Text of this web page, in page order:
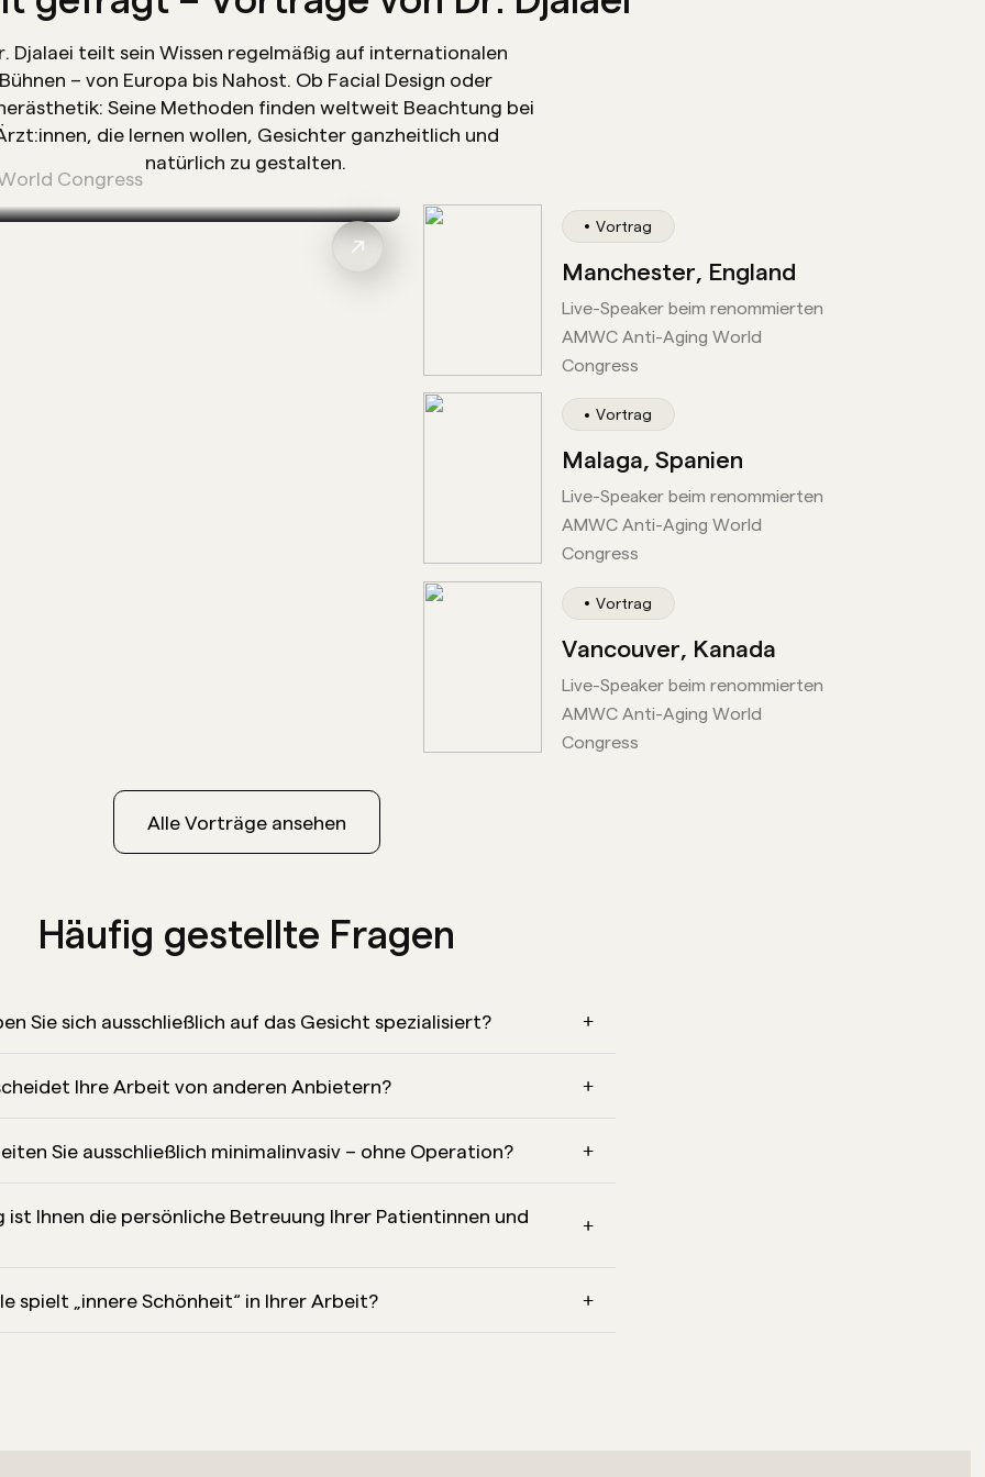
2009
für Chirurgie
Düsseldorf).
Facharztausbildung in Aachen, Bergisch Gladbach
1986
im Iran, mit 9
gekommen.
Djalaei teilt sein Wissen regelmäßig auf internationalen
Bühnen – von Europa bis Nahost. Ob Facial Design oder
Seine Methoden finden weltweit Beachtung bei
die lernen wollen, Gesichter ganzheitlich und
natürlich zu gestalten.
Congress
Vortrag
Manchester, England
Live-Speaker beim renommierten
AMWC Anti-Aging World
Congress
Vortrag
Malaga, Spanien
Live-Speaker beim renommierten
AMWC Anti-Aging World
Congress
Vortrag
Vancouver, Kanada
Live-Speaker beim renommierten
AMWC Anti-Aging World
Congress
Alle Vorträge ansehen
Häufig gestellte Fragen
Sie sich ausschließlich auf das Gesicht spezialisiert?
Ihre Arbeit von anderen Anbietern?
Sie ausschließlich minimalinvasiv – ohne Operation?
ist Ihnen die persönliche Betreuung Ihrer Patientinnen und
spielt „innere Schönheit“ in Ihrer Arbeit?